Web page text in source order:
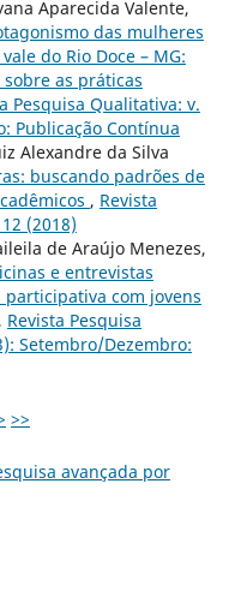
Aparecida Valente,
das mulheres
do Rio Doce – MG:
as práticas
Pesquisa Qualitativa: v.
Publicação Contínua
Alexandre da Silva
buscando padrões de
, Revista
(2018)
de Araújo Menezes,
e entrevistas
com jovens
, Revista Pesquisa
Setembro/Dezembro:
>>
avançada por